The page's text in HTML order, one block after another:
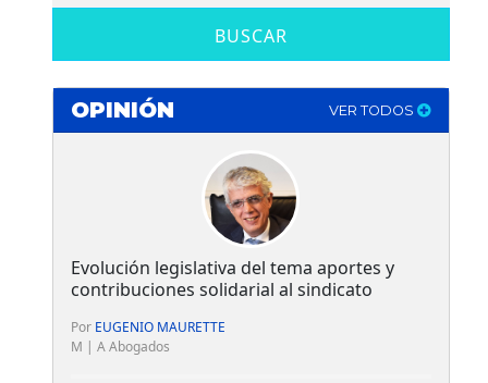
BUSCAR
OPINIÓN VER TODOS
Evolución legislativa del tema aportes y
contribuciones solidarial al sindicato
Por EUGENIO MAURETTE
M | A Abogados